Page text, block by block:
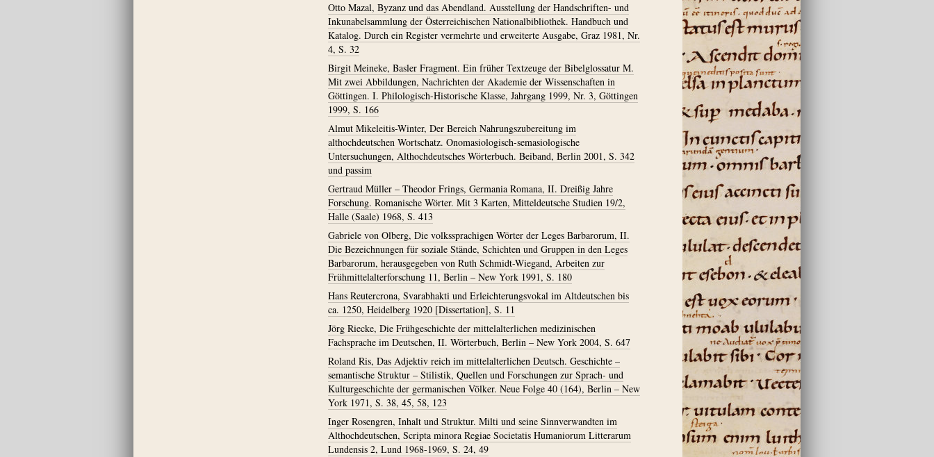
Otto Mazal, Byzanz und das Abendland. Ausstellung der Handschriften- und
Inkunabelsammlung der Österreichischen Nationalbibliothek. Handbuch und
Katalog. Durch ein Register vermehrte und erweiterte Ausgabe, Graz 1981, Nr.
4, S. 32
Birgit Meineke, Basler Fragment. Ein früher Textzeuge der Bibelglossatur M.
Mit zwei Abbildungen, Nachrichten der Akademie der Wissenschaften in
Göttingen. I. Philologisch-Historische Klasse, Jahrgang 1999, Nr. 3, Göttingen
1999, S. 166
Almut Mikeleitis-Winter, Der Bereich Nahrungszubereitung im
althochdeutschen Wortschatz. Onomasiologisch-semasiologische
Untersuchungen, Althochdeutsches Wörterbuch. Beiband, Berlin 2001, S. 342
und passim
Gertraud Müller – Theodor Frings, Germania Romana, II. Dreißig Jahre
Forschung. Romanische Wörter. Mit 3 Karten, Mitteldeutsche Studien 19/2,
Halle (Saale) 1968, S. 413
Gabriele von Olberg, Die volkssprachigen Wörter der Leges Barbarorum, II.
Die Bezeichnungen für soziale Stände, Schichten und Gruppen in den Leges
Barbarorum, herausgegeben von Ruth Schmidt-Wiegand, Arbeiten zur
Frühmittelalterforschung 11, Berlin – New York 1991, S. 180
Hans Reutercrona, Svarabhakti und Erleichterungsvokal im Altdeutschen bis
ca. 1250, Heidelberg 1920 [Dissertation], S. 11
Jörg Riecke, Die Frühgeschichte der mittelalterlichen medizinischen
Fachsprache im Deutschen, II. Wörterbuch, Berlin – New York 2004, S. 647
Roland Ris, Das Adjektiv reich im mittelalterlichen Deutsch. Geschichte –
semantische Struktur – Stilistik, Quellen und Forschungen zur Sprach- und
Kulturgeschichte der germanischen Völker. Neue Folge 40 (164), Berlin – New
York 1971, S. 38, 45, 58, 123
Inger Rosengren, Inhalt und Struktur. Milti und seine Sinnverwandten im
Althochdeutschen, Scripta minora Regiae Societatis Humaniorum Litterarum
Lundensis 2, Lund 1968-1969, S. 24, 49